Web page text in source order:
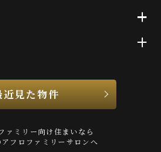
近見た物件
ァミリー向け住まいなら
フロファミリーサロンへ